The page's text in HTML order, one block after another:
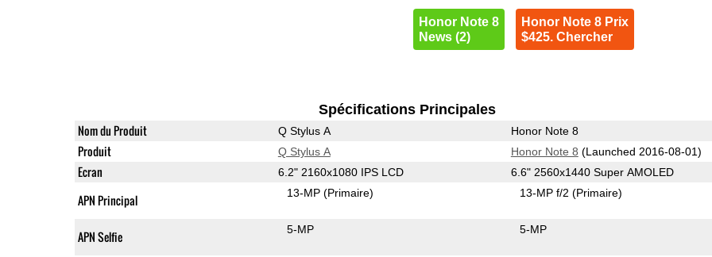
Honor Note 8
News (2)
Honor Note 8 Prix
$425. Chercher
Spécifications Principales
Nom du Produit Q Stylus A Honor Note 8
Produit Q Stylus A Honor Note 8 (Launched 2016-08-01)
Ecran 6.2" 2160x1080 IPS LCD 6.6" 2560x1440 Super AMOLED
APN Principal 13-MP(Primaire) 13-MP f/2(Primaire)
APN Selfie 5-MP 5-MP